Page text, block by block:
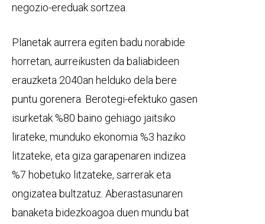
negozio-ereduak sortzea.
Planetak aurrera egiten badu norabide
horretan, aurreikusten da baliabideen
erauzketa 2040an helduko dela bere
puntu gorenera. Berotegi-efektuko gasen
isurketak %80 baino gehiago jaitsiko
lirateke, munduko ekonomia %3 haziko
litzateke, eta giza garapenaren indizea
%7 hobetuko litzateke, sarrerak eta
ongizatea bultzatuz. Aberastasunaren
banaketa bidezkoagoa duen mundu bat